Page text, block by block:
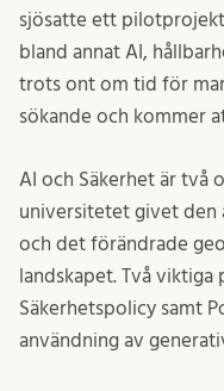
sjösatte ett
bland annat AI,
trots ont om tid för
sökande och kommer
AI och Säkerhet är två
universitetet givet den
och det förändrade
landskapet. Två
Säkerhetspolicy samt
användning av